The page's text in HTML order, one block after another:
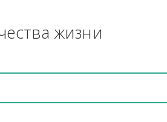
работу